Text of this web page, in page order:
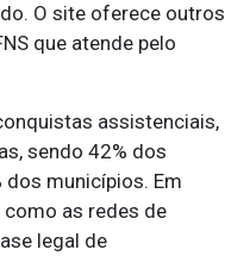
O site oferece outros
que atende pelo
assistenciais,
sendo 42% dos
dos municípios. Em
as redes de
legal de